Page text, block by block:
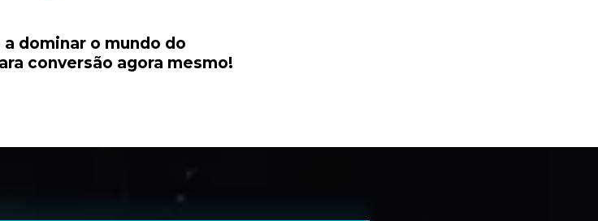
a dominar o mundo do
conversão agora mesmo!